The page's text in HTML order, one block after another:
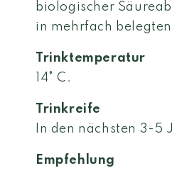
biologischer
in mehrfach
Trinktemperatur
14° C.
Trinkreife
In den nächsten 3-5
Empfehlung